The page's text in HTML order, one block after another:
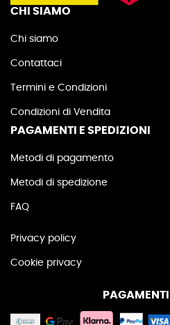
CHI SIAMO
Chi siamo
Contattaci
Termini e Condizioni
Condizioni di Vendita
PAGAMENTI E SPEDIZIONI
Metodi di pagamento
Metodi di spedizione
FAQ
Privacy policy
Cookie privacy
PAGAMENTI